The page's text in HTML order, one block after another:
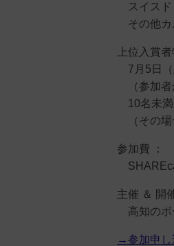
スイスド
その他カ
上位入賞者
7月5日（
（参加者
10名未満
（その場
参加費 ：
主催 ＆ 開
高知のボ
→参加申し